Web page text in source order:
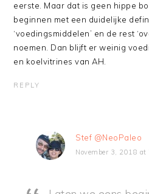
eerste. Maar dat is geen hippe
beginnen met een duidelijke
‘voedingsmiddelen’ en de rest
noemen. Dan blijft er weinig
en koelvitrines van AH.
REPLY
Stef @NeoPaleo
November 3, 2018 at